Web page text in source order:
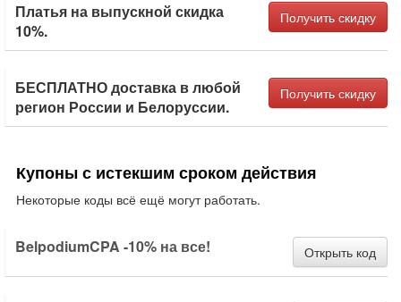
Платья на выпускной скидка
10%.
Получить скидку
БЕСПЛАТНО доставка в любой
регион России и Белоруссии.
Получить скидку
Купоны с истекшим сроком действия
Некоторые коды всё ещё могут работать.
BelpodiumCPA -10% на все! Открыть код